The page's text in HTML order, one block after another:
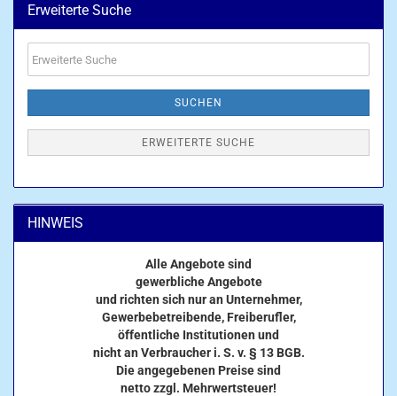
Erweiterte Suche
Suche
SUCHEN
ERWEITERTE SUCHE
HINWEIS
Alle Angebote sind
gewerbliche Angebote
und richten sich nur an Unternehmer,
Gewerbebetreibende, Freiberufler,
öffentliche Institutionen und
nicht an Verbraucher i. S. v. § 13 BGB.
Die angegebenen Preise sind
netto zzgl. Mehrwertsteuer!